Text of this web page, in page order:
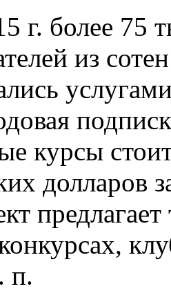
г. более 75
из
курсы
долларов
п.